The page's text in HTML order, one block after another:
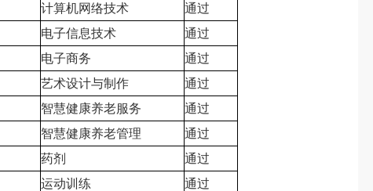
计算机网络技术
通过
电子信息技术
通过
电子商务
通过
艺术设计与制作
通过
智慧健康养老服务
通过
智慧健康养老管理
通过
药剂
通过
运动训练
通过